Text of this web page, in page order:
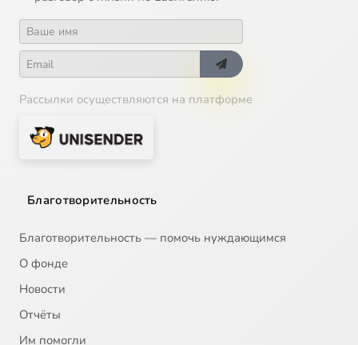
Рассылки осуществляются на платформе
Благотворительность
Благотворительность — помочь нуждающимся
О фонде
Новости
Отчёты
Им помогли